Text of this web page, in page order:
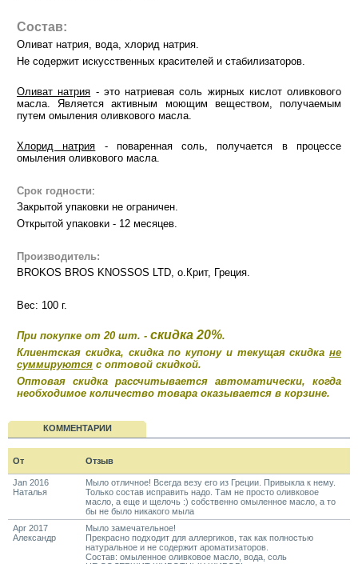
Состав:
Оливат натрия, вода, хлорид натрия.
Не содержит искусственных красителей и стабилизаторов.
Оливат натрия - это натриевая соль жирных кислот оливкового
масла. Является активным моющим веществом, получаемым
путем омыления оливкового масла.
Хлорид натрия - поваренная соль, получается в процессе
омыления оливкового масла.
Срок годности:
Закрытой упаковки не ограничен.
Открытой упаковки - 12 месяцев.
Производитель:
BROKOS BROS KNOSSOS LTD, о.Крит, Греция.
Вес: 100 г.
При покупке от 20 шт. - скидка 20%.
Клиентская скидка, скидка по купону и текущая скидка не
суммируются с оптовой скидкой.
Оптовая скидка рассчитывается автоматически, когда
необходимое количество товара оказывается в корзине.
КОММЕНТАРИИ
От Отзыв
Jan 2016
Наталья
Мыло отличное! Всегда везу его из Греции. Привыкла к нему.
Только состав исправить надо. Там не просто оливковое
масло, а еще и щелочь :) собственно омыленное масло, а то
бы не было никакого мыла
Apr 2017
Александр
Мыло замечательное!
Прекрасно подходит для аллергиков, так как полностью
натуральное и не содержит ароматизаторов.
Состав: омыленное оливковое масло, вода, соль